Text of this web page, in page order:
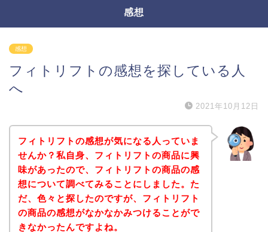
感想
感想
フィトリフトの感想を探している人
へ
2021年10月12日
フィトリフトの感想が気になる人っていま
せんか？私自身、フィトリフトの商品に興
味があったので、フィトリフトの商品の感
想について調べてみることにしました。た
だ、色々と探したのですが、フィトリフト
の商品の感想がなかなかみつけることがで
きなかったんですよね。